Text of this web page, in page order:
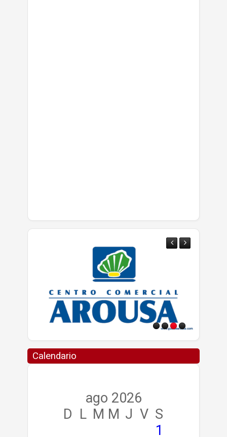
Calendario
ago 2026
D L M M J V S
1